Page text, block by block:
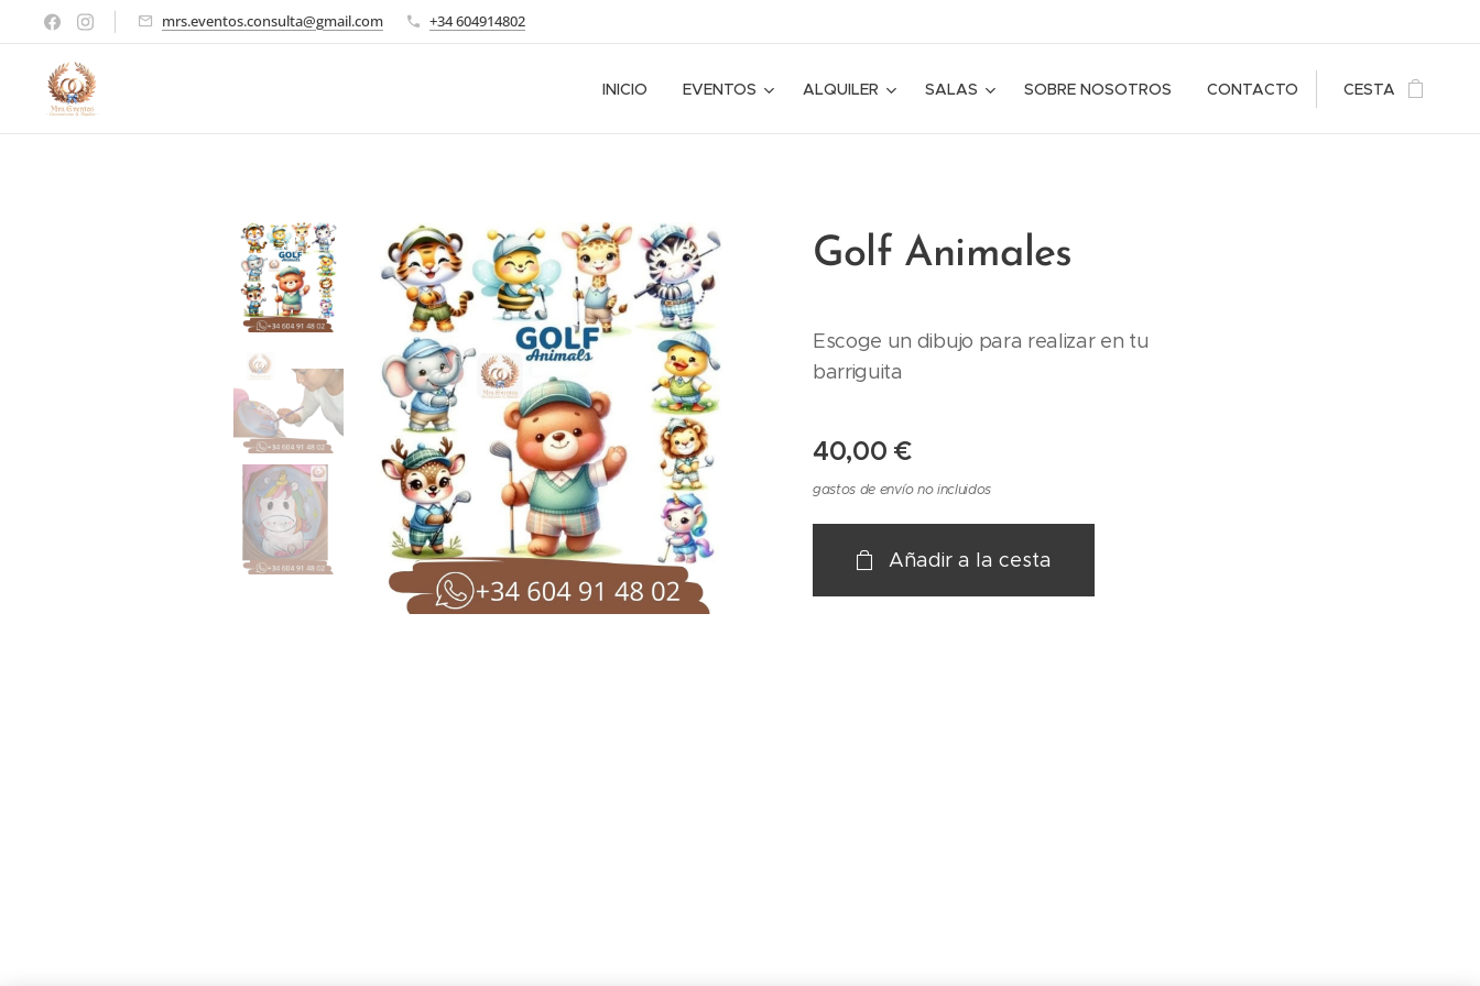
mrs.eventos.consulta@gmail.com +34 604914802
INICIO EVENTOS ALQUILER SALAS SOBRE NOSOTROS CONTACTO CESTA
Golf Animales
Escoge un dibujo para realizar en tu
barriguita
40,00 €
gastos de envío no incluidos
Añadir a la cesta